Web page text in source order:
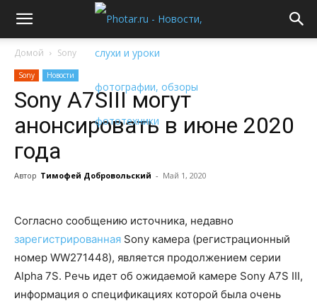
Домой Sony
Sony Новости
Sony A7SIII могут
анонсировать в июне 2020
года
Автор Тимофей Добровольский - Май 1, 2020
Согласно сообщению источника, недавно
зарегистрированная Sony камера (регистрационный
номер WW271448), является продолжением серии
Alpha 7S. Речь идет об ожидаемой камере Sony A7S III,
информация о спецификациях которой была очень